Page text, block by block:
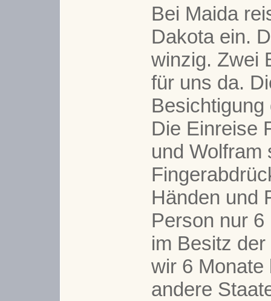
Bei Maida
Dakota ein.
winzig. Zwei
für uns da.
Die Einreise
und Wolfram
Händen und
Person nur
im Besitz
wir 6 Monate
andere